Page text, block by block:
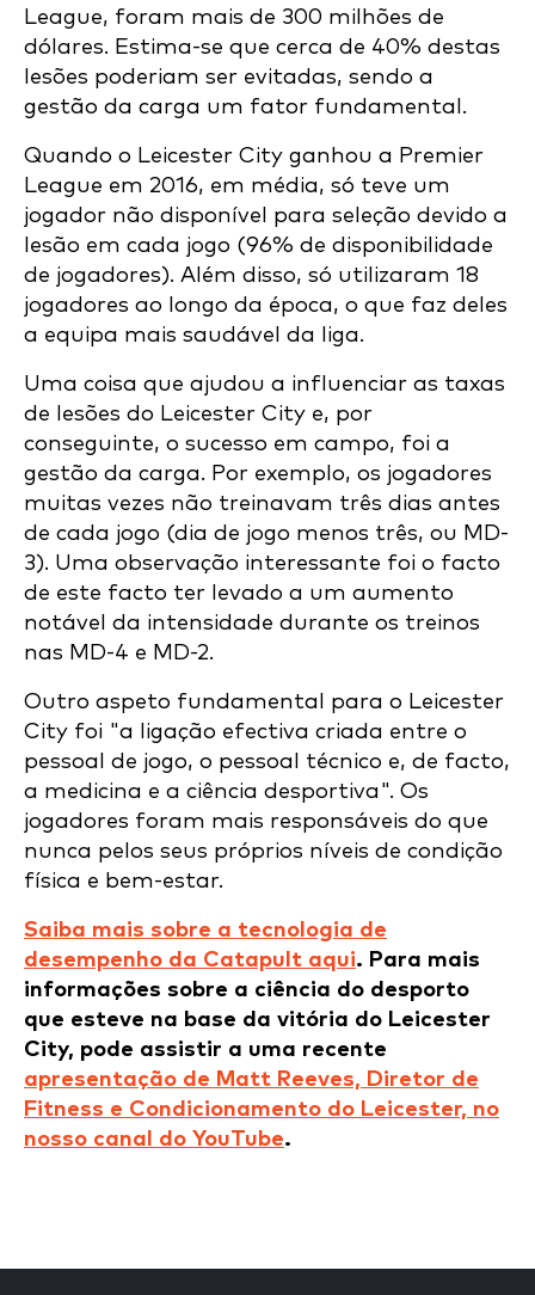
League, foram mais de 300 milhões de
dólares. Estima-se que cerca de 40% destas
lesões poderiam ser evitadas, sendo a
gestão da carga um fator fundamental.
Quando o Leicester City ganhou a Premier
League em 2016, em média, só teve um
jogador não disponível para seleção devido a
lesão em cada jogo (96% de disponibilidade
de jogadores). Além disso, só utilizaram 18
jogadores ao longo da época, o que faz deles
a equipa mais saudável da liga.
Uma coisa que ajudou a influenciar as taxas
de lesões do Leicester City e, por
conseguinte, o sucesso em campo, foi a
gestão da carga. Por exemplo, os jogadores
muitas vezes não treinavam três dias antes
de cada jogo (dia de jogo menos três, ou MD-
3). Uma observação interessante foi o facto
de este facto ter levado a um aumento
notável da intensidade durante os treinos
nas MD-4 e MD-2.
Outro aspeto fundamental para o Leicester
City foi "a ligação efectiva criada entre o
pessoal de jogo, o pessoal técnico e, de facto,
a medicina e a ciência desportiva". Os
jogadores foram mais responsáveis do que
nunca pelos seus próprios níveis de condição
física e bem-estar.
Saiba mais sobre a tecnologia de
desempenho da Catapult aqui. Para mais
informações sobre a ciência do desporto
que esteve na base da vitória do Leicester
City, pode assistir a uma recente
apresentação de Matt Reeves, Diretor de
Fitness e Condicionamento do Leicester, no
nosso canal do YouTube.